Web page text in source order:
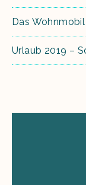
Das Wohnmobil
Urlaub 2019 –